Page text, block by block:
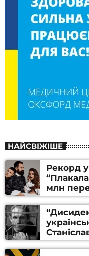
НАЙСВІЖІШЕ
Рекорд
млн